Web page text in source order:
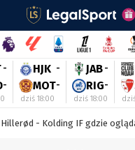
-
-
HJK -
MOT-
dziś 18:00
JAB-
RIG-
dziś 18:00
Hillerød - Kolding IF gdzie